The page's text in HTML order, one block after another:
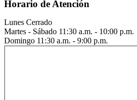
Horario de Atención
Lunes Cerrado
Martes - Sábado 11:30 a.m. - 10:00 p.m.
Domingo 11:30 a.m. - 9:00 p.m.